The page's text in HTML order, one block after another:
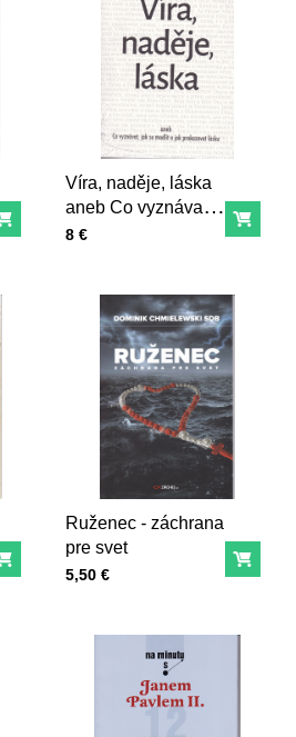
Do košíka
Víra, naděje, láska
aneb Co vyznávat,
jak se modlit a jak
Cena s DPH
8 € Do
Do košíka
Ruženec - záchrana
pre svet
Cena s DPH
5,50 € Do